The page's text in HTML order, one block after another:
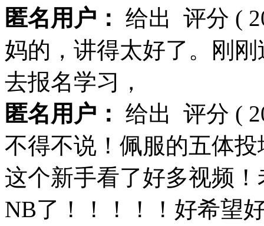
匿名用户： 给出 评分 (
妈的，讲得太好了。刚
去报名学习，
匿名用户： 给出 评分 (
不得不说！佩服的五体
这个新手看了好多视频
NB了！！！！！好希望